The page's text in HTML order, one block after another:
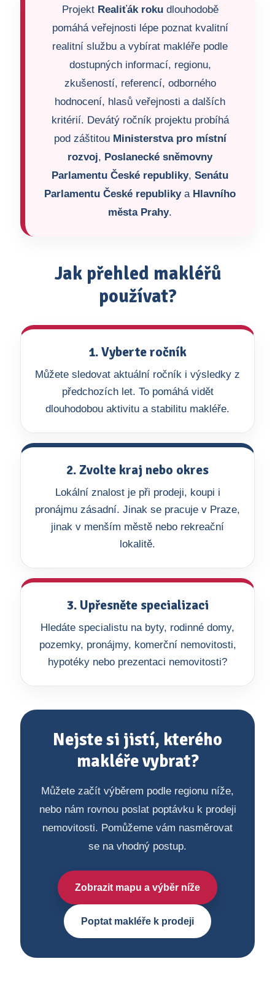
Projekt Realiťák rokudlouhodobě
pomáhá veřejnosti lépe poznat kvalitní
realitní službu a vybírat makléře podle
dostupných informací, regionu,
zkušeností, referencí, odborného
hodnocení, hlasů veřejnosti a dalších
kritérií. Devátý ročník projektu probíhá
pod záštitou Ministerstva pro místní
rozvoj, Poslanecké sněmovny
Parlamentu České republiky, Senátu
Parlamentu České republikya Hlavního
města Prahy.
Jak přehled makléřů
používat?
1. Vyberte ročník
Můžete sledovat aktuální ročník i výsledky z
předchozích let. To pomáhá vidět
dlouhodobou aktivitu a stabilitu makléře.
2. Zvolte kraj nebo okres
Lokální znalost je při prodeji, koupi i
pronájmu zásadní. Jinak se pracuje v Praze,
jinak v menším městě nebo rekreační
lokalitě.
3. Upřesněte specializaci
Hledáte specialistu na byty, rodinné domy,
pozemky, pronájmy, komerční nemovitosti,
hypotéky nebo prezentaci nemovitosti?
Nejste si jistí, kterého
makléře vybrat?
Můžete začít výběrem podle regionu níže,
nebo nám rovnou poslat poptávku k prodeji
nemovitosti. Pomůžeme vám nasměrovat
se na vhodný postup.
Zobrazit mapu a výběr níže
Poptat makléře k prodeji